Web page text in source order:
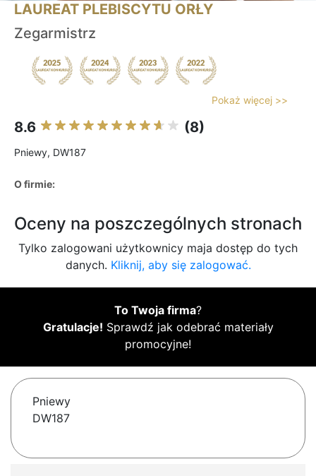
LAUREAT PLEBISCYTU ORŁY
Zegarmistrz
Pokaż więcej >>
8.6 (8)
Pniewy, DW187
O firmie:
Oceny na poszczególnych stronach
Tylko zalogowani użytkownicy maja dostęp do tych
danych. Kliknij, aby się zalogować.
To Twoja firma?
Gratulacje! Sprawdź jak odebrać materiały
promocyjne!
Pniewy
DW187